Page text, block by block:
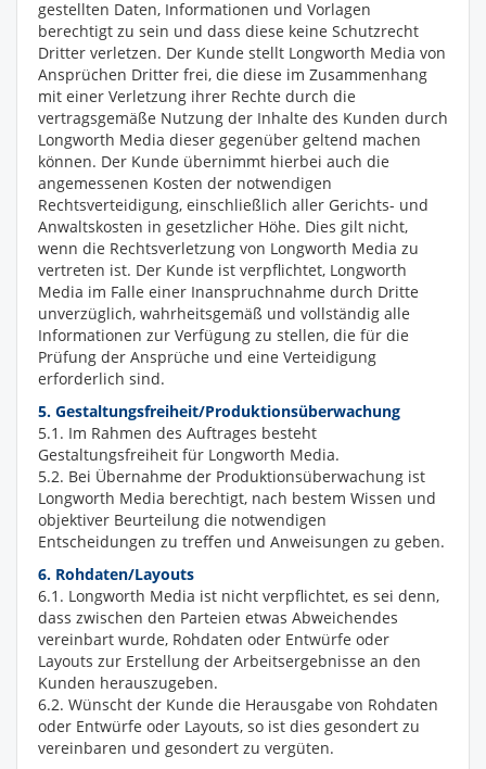
gestellten Daten, Informationen und Vorlagen
berechtigt zu sein und dass diese keine Schutzrecht
Dritter verletzen. Der Kunde stellt Longworth Media von
Ansprüchen Dritter frei, die diese im Zusammenhang
mit einer Verletzung ihrer Rechte durch die
vertragsgemäße Nutzung der Inhalte des Kunden durch
Longworth Media dieser gegenüber geltend machen
können. Der Kunde übernimmt hierbei auch die
angemessenen Kosten der notwendigen
Rechtsverteidigung, einschließlich aller Gerichts- und
Anwaltskosten in gesetzlicher Höhe. Dies gilt nicht,
wenn die Rechtsverletzung von Longworth Media zu
vertreten ist. Der Kunde ist verpflichtet, Longworth
Media im Falle einer Inanspruchnahme durch Dritte
unverzüglich, wahrheitsgemäß und vollständig alle
Informationen zur Verfügung zu stellen, die für die
Prüfung der Ansprüche und eine Verteidigung
erforderlich sind.
5. Gestaltungsfreiheit/Produktionsüberwachung
5.1. Im Rahmen des Auftrages besteht
Gestaltungsfreiheit für Longworth Media.
5.2. Bei Übernahme der Produktionsüberwachung ist
Longworth Media berechtigt, nach bestem Wissen und
objektiver Beurteilung die notwendigen
Entscheidungen zu treffen und Anweisungen zu geben.
6. Rohdaten/Layouts
6.1. Longworth Media ist nicht verpflichtet, es sei denn,
dass zwischen den Parteien etwas Abweichendes
vereinbart wurde, Rohdaten oder Entwürfe oder
Layouts zur Erstellung der Arbeitsergebnisse an den
Kunden herauszugeben.
6.2. Wünscht der Kunde die Herausgabe von Rohdaten
oder Entwürfe oder Layouts, so ist dies gesondert zu
vereinbaren und gesondert zu vergüten.